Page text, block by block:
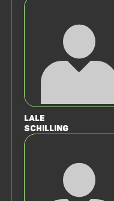
Lale
Schilling